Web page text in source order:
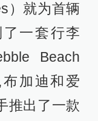
）就为首辆
一套行李
Beach
布加迪和爱
推出了一款